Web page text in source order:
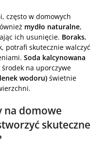
często w domowych
mydło naturalne,
ich usunięcie. Boraks,
potrafi skutecznie walczyć
Soda kalcynowana
na uporczywe
wodoru) świetnie
na domowe
skuteczne